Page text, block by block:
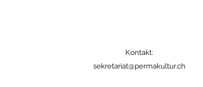
Kontakt:
sekretariat@permakultur.ch